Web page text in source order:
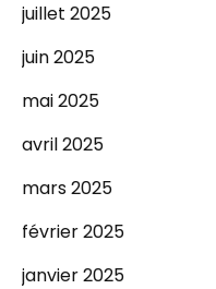
juillet 2025
juin 2025
mai 2025
avril 2025
mars 2025
février 2025
janvier 2025